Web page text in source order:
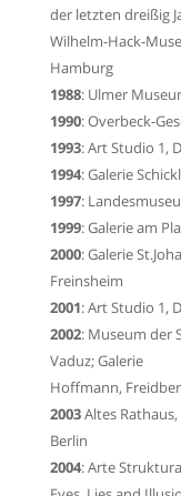
der letzten dreißig
Wilhelm-Hack-
Hamburg
1988: Ulmer
1990:Overbeck-
1993: Art Studio 1,
1994: Galerie
1997:
1999: Galerie am
2000: Galerie
Freinsheim
2001: Art Studio 1,
2002: Museum der
Vaduz; Galerie
Hoffmann,
2003Altes
Berlin
2004:Arte Struktura